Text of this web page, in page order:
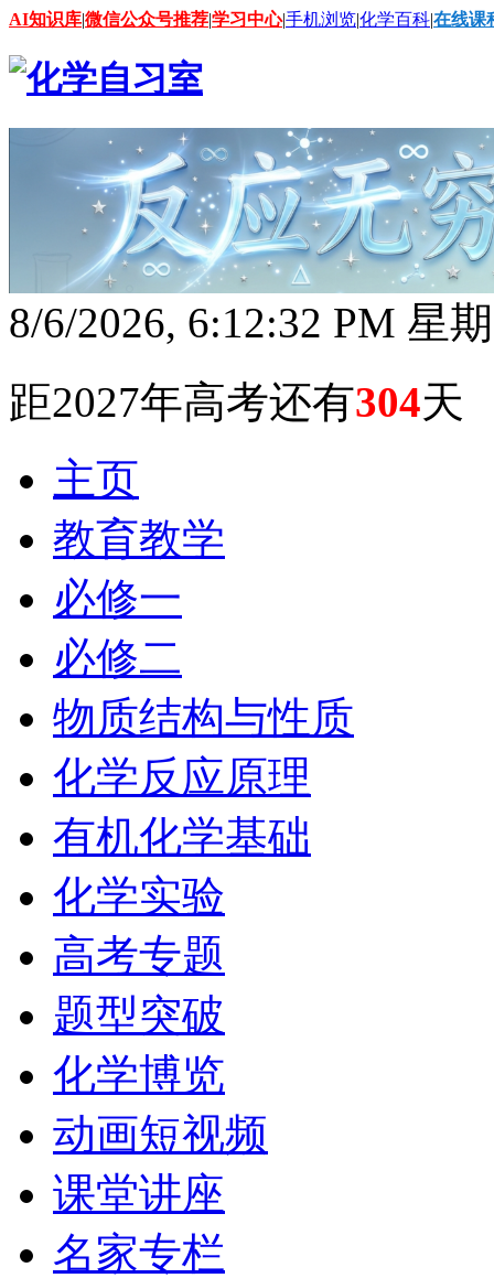
AI知识库|微信公众号推荐|学习中心|手机浏览|化学百科|在线课
8/6/2026, 6:12:33 PM 星
距2027年高考还有304天
主页
教育教学
必修一
必修二
物质结构与性质
化学反应原理
有机化学基础
化学实验
高考专题
题型突破
化学博览
动画短视频
课堂讲座
名家专栏